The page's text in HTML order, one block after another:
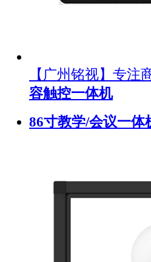
【广州铭视】专注
容触控一体机
86寸教学/会议一体